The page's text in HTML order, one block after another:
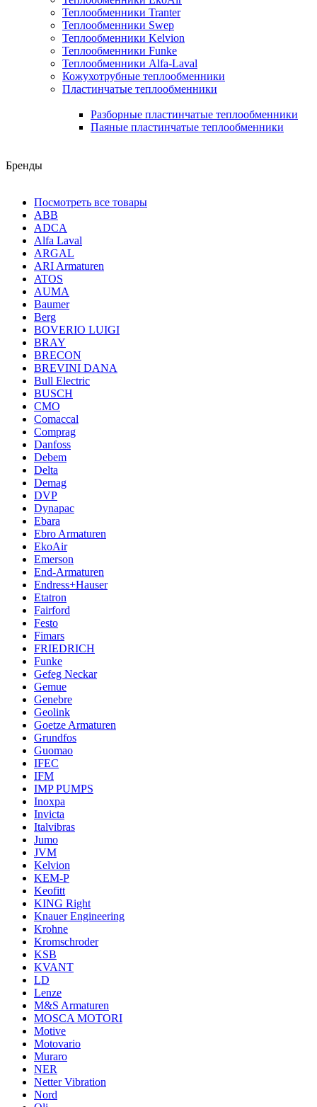
Теплообменники Tranter
Теплообменники Swep
Теплообменники Kelvion
Теплообменники Funke
Теплообменники Alfa-Laval
Кожухотрубные теплообменники
Пластинчатые теплообменники
Разборные пластинчатые теплообменники
Паяные пластинчатые теплообменники
Бренды
Посмотреть все товары
ABB
ADCA
Alfa Laval
ARGAL
ARI Armaturen
ATOS
AUMA
Baumer
Berg
BOVERIO LUIGI
BRAY
BRECON
BREVINI DANA
Bull Electric
BUSCH
CMO
Comaccal
Comprag
Danfoss
Debem
Delta
Demag
DVP
Dynapac
Ebara
Ebro Armaturen
EkoAir
Emerson
End-Armaturen
Endress+Hauser
Etatron
Fairford
Festo
Fimars
FRIEDRICH
Funke
Gefeg Neckar
Gemue
Genebre
Geolink
Goetze Armaturen
Grundfos
Guomao
IFEC
IFM
IMP PUMPS
Inoxpa
Invicta
Italvibras
Jumo
JVM
Kelvion
KEM-P
Keofitt
KING Right
Knauer Engineering
Krohne
Kromschroder
KSB
KVANT
LD
Lenze
M&S Armaturen
MOSCA MOTORI
Motive
Motovario
Muraro
NER
Netter Vibration
Nord